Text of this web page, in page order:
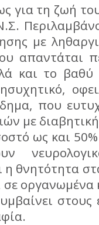
για τη ζωή
με
απαντάται
και το βαθύ
που
με
ως και
η θνητότητα
σε